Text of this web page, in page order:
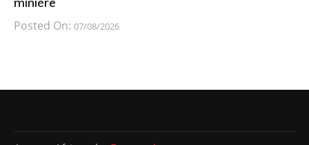
Posted On: 07/08/2026